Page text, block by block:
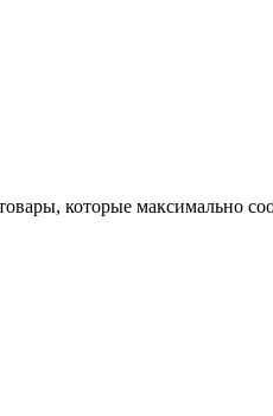
которые максимально